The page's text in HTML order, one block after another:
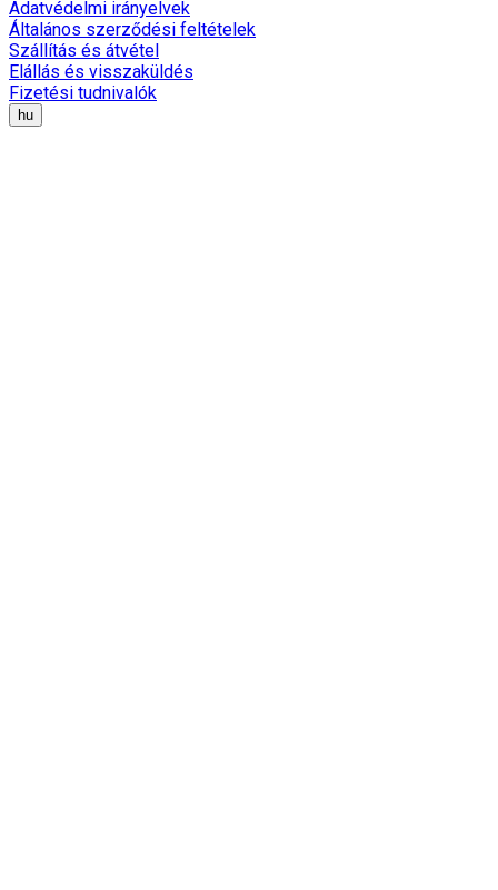
Adatvédelmi irányelvek
Általános szerződési feltételek
Szállítás és átvétel
Elállás és visszaküldés
Fizetési tudnivalók
hu